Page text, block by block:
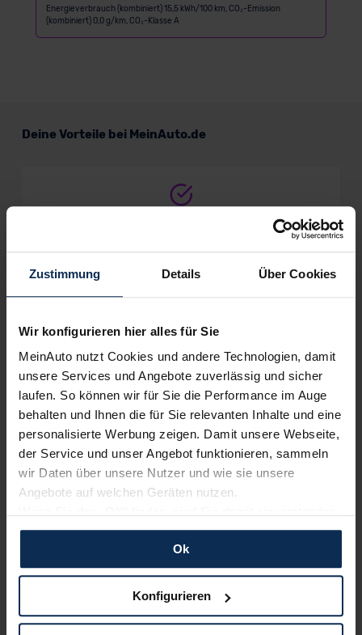
Zustimmung Details Über Cookies
Wir konfigurieren hier alles für Sie
MeinAuto nutzt Cookies und andere Technologien, damit
unsere Services und Angebote zuverlässig und sicher
laufen. So können wir für Sie die Performance im Auge
behalten und Ihnen die für Sie relevanten Inhalte und eine
personalisierte Werbung zeigen. Damit unsere Webseite,
der Service und unser Angebot funktionieren, sammeln
wir Daten über unsere Nutzer und wie sie unsere
Angebote auf welchen Geräten nutzen.
und erlauben uns Cookies für unseren Service zu
verwenden und diese Daten an Dritte weiterzugeben,
etwa an unsere Marketingpartner. Falls Sie dem nicht
zustimmen möchten, beschränken wir uns auf die
dann nicht auf Sie zuschneiden und Sie somit nicht
Ok
Konfigurieren
Energieverbrauch (kombiniert) 15,5 kWh/100 km, CO₂-Emission
(kombiniert) 0,0 g/km, CO₂-Klasse A
Deine Vorteile bei MeinAuto.de
vom Vertragshändler vor Ort
Alle Zahlungsarten: Barkauf, Finanzierung, Leasing
Keine Kosten:Unser Service ist für dich 100%
Wir sind stolz auf eine hohe